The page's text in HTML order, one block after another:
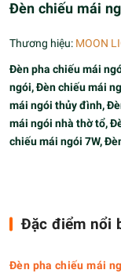
Đèn chiếu mái
Thương hiệu: MOON
Đèn pha chiếu mái
ngói, Đèn chiếu mái
mái ngói thủy đình,
mái ngói nhà thờ tổ,
chiếu mái ngói 7W,
Đặc điểm nổi
Đèn pha chiếu mái